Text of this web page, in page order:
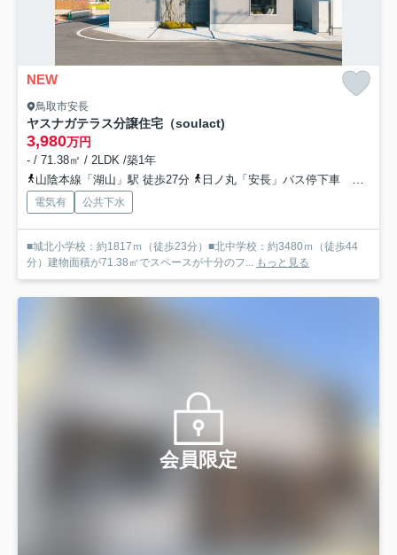
NEW
鳥取市安長
ヤスナガテラス分譲住宅（soulact)
3,980万円
- / 71.38㎡ / 2LDK /築1年
山陰本線「湖山」駅 徒歩27分
日ノ丸「安長」バス停下車 徒歩5分
電気有 公共下水
■城北小学校：約1817ｍ（徒歩23分）■北中学校：約3480ｍ（徒歩44
分）建物面積が71.38㎡でスペースが十分のフ... もっと見る
会員限定